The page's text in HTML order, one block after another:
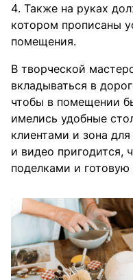
Также на руках
котором прописаны
помещения.
В творческой
вкладываться в
чтобы в помещении
имелись удобные
клиентами и зона
и видео пригодится,
поделками и